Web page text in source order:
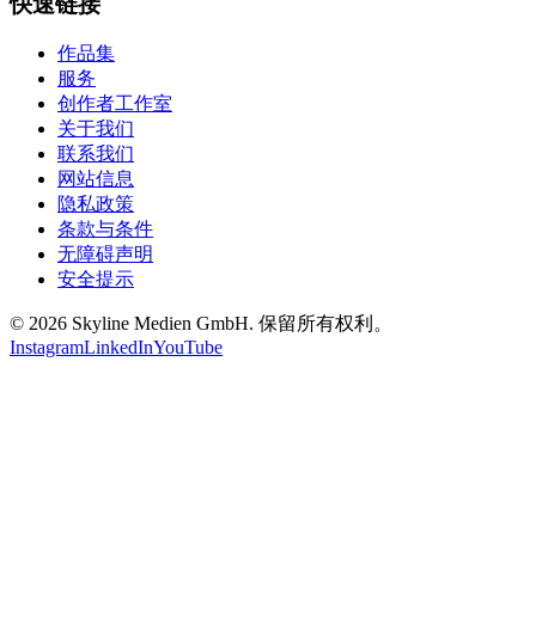
作品集
服务
创作者工作室
关于我们
联系我们
网站信息
隐私政策
条款与条件
无障碍声明
安全提示
© 2026 Skyline Medien GmbH. 保留所有权利。
InstagramLinkedInYouTube